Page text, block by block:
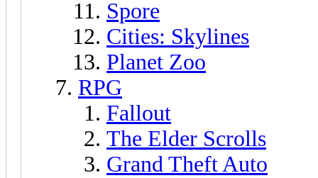
Spore
Cities: Skylines
Planet Zoo
RPG
Fallout
The Elder Scrolls
Grand Theft Auto